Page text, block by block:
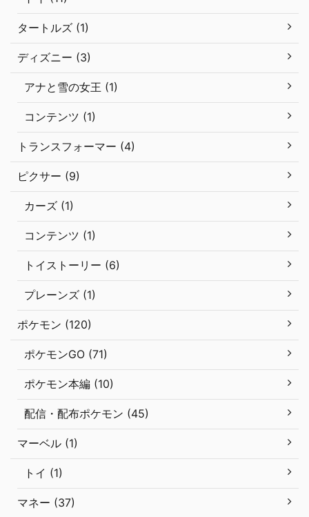
タートルズ (1)
ディズニー (3)
アナと雪の女王 (1)
コンテンツ (1)
トランスフォーマー (4)
ピクサー (9)
カーズ (1)
コンテンツ (1)
トイストーリー (6)
プレーンズ (1)
ポケモン (120)
ポケモンGO (71)
ポケモン本編 (10)
配信・配布ポケモン (45)
マーベル (1)
トイ (1)
マネー (37)